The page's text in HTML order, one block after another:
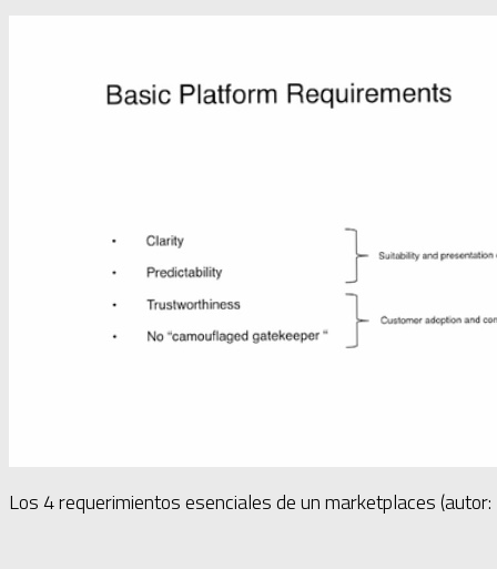
Los 4 requerimientos esenciales de un marketplaces (autor: